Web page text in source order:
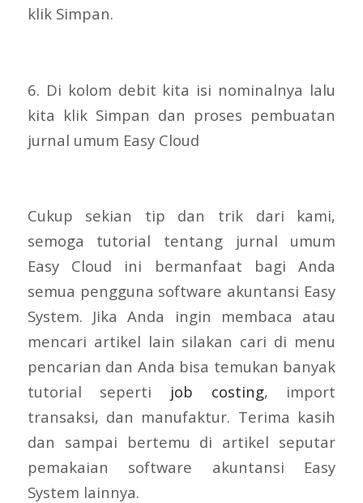
klik Simpan.
6. Di kolom debit kita isi nominalnya lalu
kita klik Simpan dan proses pembuatan
jurnal umum Easy Cloud
Cukup sekian tip dan trik dari kami,
semoga tutorial tentang jurnal umum
Easy Cloud ini bermanfaat bagi Anda
semua pengguna software akuntansi Easy
System. Jika Anda ingin membaca atau
mencari artikel lain silakan cari di menu
pencarian dan Anda bisa temukan banyak
tutorial seperti job costing, import
transaksi, dan manufaktur. Terima kasih
dan sampai bertemu di artikel seputar
pemakaian software akuntansi Easy
System lainnya.